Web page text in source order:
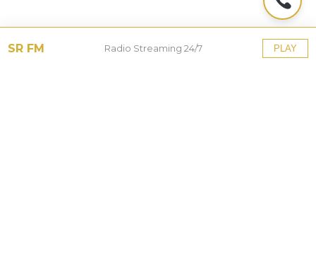
SR FM Radio Streaming 24/7 PLAY